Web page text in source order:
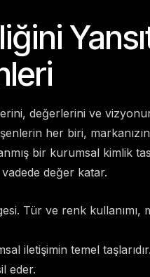
değerlerini ve
her biri,
bir kurumsal kimlik
değer katar.
Tür ve renk kullanımı,
iletişimin temel
eder.